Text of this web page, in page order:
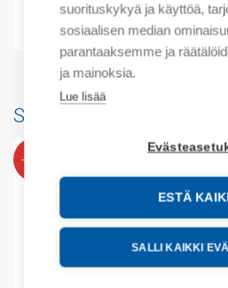
suorituskykyä ja käyttöä,
sosiaalisen median
parantaaksemme ja
ja mainoksia.
Lue lisää
ESTÄ
SALLI KAIKKI
Liitteet
Saatat myös pitää...
-23%